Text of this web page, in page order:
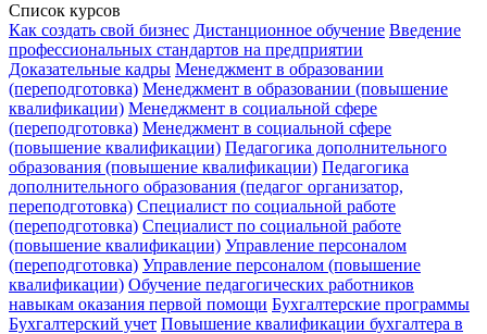
Список курсов
Как создать свой бизнес Дистанционное обучение Введение
профессиональных стандартов на предприятии
Доказательные кадры Менеджмент в образовании
(переподготовка) Менеджмент в образовании (повышение
квалификации) Менеджмент в социальной сфере
(переподготовка) Менеджмент в социальной сфере
(повышение квалификации) Педагогика дополнительного
образования (повышение квалификации) Педагогика
дополнительного образования (педагог организатор,
переподготовка) Специалист по социальной работе
(переподготовка) Специалист по социальной работе
(повышение квалификации) Управление персоналом
(переподготовка) Управление персоналом (повышение
квалификации) Обучение педагогических работников
навыкам оказания первой помощи Бухгалтерские программы
Бухгалтерский учет Повышение квалификации бухгалтера в